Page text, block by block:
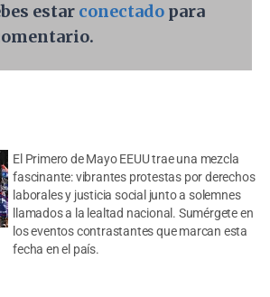
estar conectado para
El Primero de Mayo EEUU trae una mezcla
fascinante: vibrantes protestas por derechos
laborales y justicia social junto a solemnes
llamados a la lealtad nacional. Sumérgete en
los eventos contrastantes que marcan esta
fecha en el país.